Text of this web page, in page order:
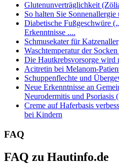
Glutenunverträglichkeit
So halten Sie
Diabetische Fußgeschwüre
Erkenntnisse ....
Schmusekater für
Waschtemperatur der
Die Hautkrebsvorsorge wird
Acitretin bei Melanom-
Schuppenflechte und
Neue Erkenntnisse an
Neurodermitis und Psoriasis
Creme auf Haferbasis
bei Kindern
FAQ
FAQ zu Hautinfo.de